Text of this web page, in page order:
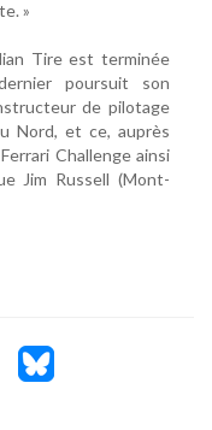
»
Tire est terminée
poursuit son
de pilotage
Nord, et ce, auprès
Challenge ainsi
Jim Russell (Mont-